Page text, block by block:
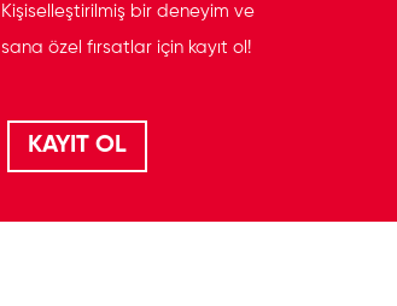
Kişiselleştirilmiş bir deneyim ve
sana özel fırsatlar için kayıt ol!
KAYIT OL